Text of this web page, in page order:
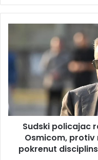
razgovarao
pritvorenim
Osmicom,
protiv
njega
i
komandira
smjene
pokrenut
Sudski policajac
Osmicom, protiv
pokrenut